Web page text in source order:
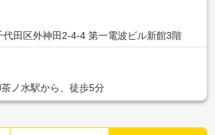
田区外神田2-4-4 第一電波ビル新館3階
ノ水駅から、徒歩5分